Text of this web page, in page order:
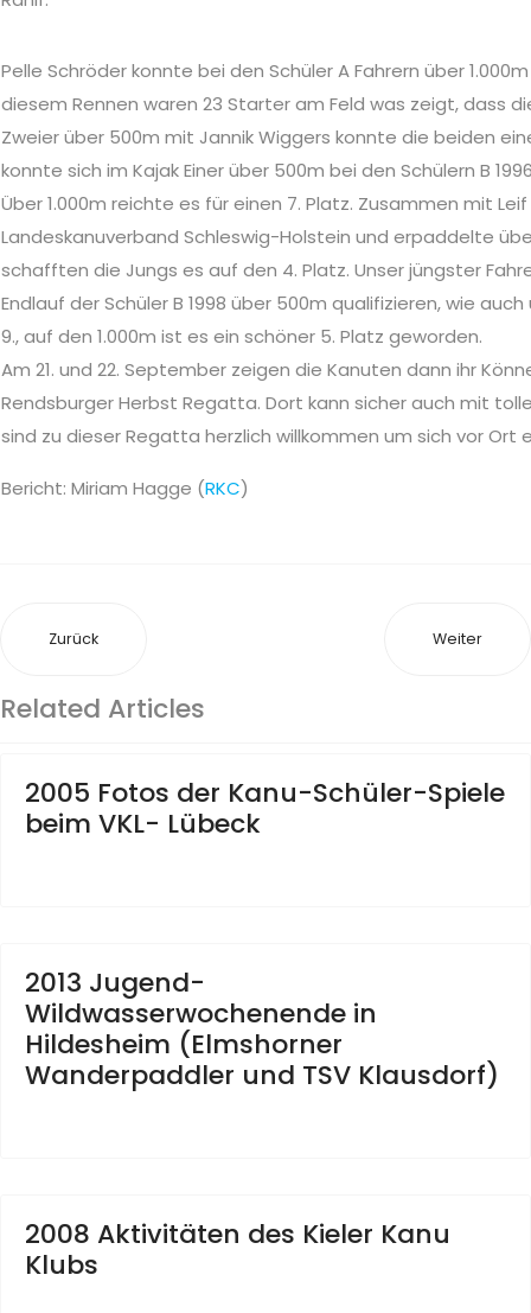
Pelle Schröder konnte bei den Schüler A Fahrern über
diesem Rennen waren 23 Starter am Feld was zeigt, dass
Zweier über 500m mit Jannik Wiggers konnte die beiden
konnte sich im Kajak Einer über 500m bei den Schülern B
Über 1.000m reichte es für einen 7. Platz. Zusammen mit
Landeskanuverband Schleswig-Holstein und erpaddelte
schafften die Jungs es auf den 4. Platz. Unser jüngster
Endlauf der Schüler B 1998 über 500m qualifizieren, wie
9., auf den 1.000m ist es ein schöner 5. Platz geworden.
Am 21. und 22. September zeigen die Kanuten dann ihr
Rendsburger Herbst Regatta. Dort kann sicher auch mit
sind zu dieser Regatta herzlich willkommen um sich vor Ort
Bericht: Miriam Hagge (RKC)
Zurück Weiter
Related Articles
2005 Fotos der Kanu-Schüler-Spiele
beim VKL- Lübeck
2013 Jugend-
Wildwasserwochenende in
Hildesheim (Elmshorner
Wanderpaddler und TSV Klausdorf)
2008 Aktivitäten des Kieler Kanu
Klubs